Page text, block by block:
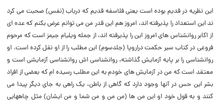
این نظریه در قدیم بوده است یعنى فلاسفه قدیم که درباب (‌نفس) صحبت مى کرد
ند این استعداد را پذیرفته اند، امروز هم این قدر من مى توانم عرض بکنم که عده اى
از اکابر روانشناس هاى امروز این را پذیرفته اند، از جمله ویلیام جیمز است که مرحوم
فروغى در کتاب سیر حکمت دراروپا (‌جلدسوم) این مطلب را از او نقل کرده است. او
روانشناسى را بر پایه آزمایش گذاشته، روانشناسى اش روانشناسى آزمایشى است و
معتقد است که من در آزمایش هاى خودم به این مطلب رسیده ام که بعضى از افراد
بشر این حس در آنها وجود دارد که گاهى از باطن، یک راهى به جاى دیگر پیدا مى
کنند و به قول خود او این من ها (‌من من و من شما و من ایشان) مثل چاههایى